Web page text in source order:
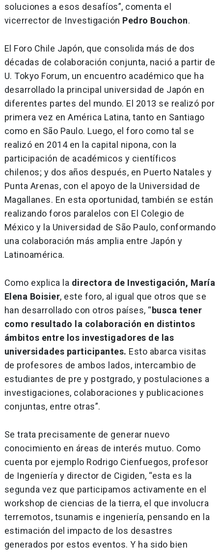
soluciones a esos desafíos”, comenta el
vicerrector de Investigación Pedro Bouchon.
El Foro Chile Japón, que consolida más de dos
décadas de colaboración conjunta, nació a partir de
U. Tokyo Forum, un encuentro académico que ha
desarrollado la principal universidad de Japón en
diferentes partes del mundo. El 2013 se realizó por
primera vez en América Latina, tanto en Santiago
como en São Paulo. Luego, el foro como tal se
realizó en 2014 en la capital nipona, con la
participación de académicos y científicos
chilenos; y dos años después, en Puerto Natales y
Punta Arenas, con el apoyo de la Universidad de
Magallanes. En esta oportunidad, también se están
realizando foros paralelos con El Colegio de
México y la Universidad de São Paulo, conformando
una colaboración más amplia entre Japón y
Latinoamérica.
Como explica la directora de Investigación, María
Elena Boisier, este foro, al igual que otros que se
han desarrollado con otros países, “busca tener
como resultado la colaboración en distintos
ámbitos entre los investigadores de las
universidades participantes. Esto abarca visitas
de profesores de ambos lados, intercambio de
estudiantes de pre y postgrado, y postulaciones a
investigaciones, colaboraciones y publicaciones
conjuntas, entre otras”.
Se trata precisamente de generar nuevo
conocimiento en áreas de interés mutuo. Como
cuenta por ejemplo Rodrigo Cienfuegos, profesor
de Ingeniería y director de Cigiden, “esta es la
segunda vez que participamos activamente en el
workshop de ciencias de la tierra, el que involucra
terremotos, tsunamis e ingeniería, pensando en la
estimación del impacto de los desastres
generados por estos eventos. Y ha sido bien